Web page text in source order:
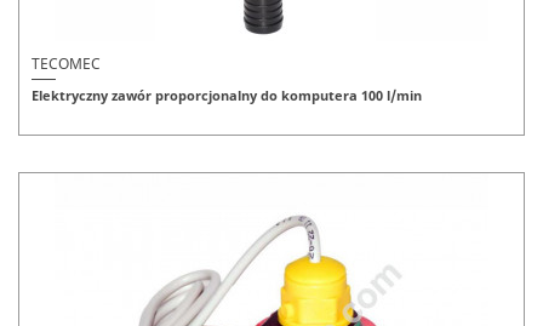
TECOMEC
Elektryczny zawór proporcjonalny do komputera 100 l/min